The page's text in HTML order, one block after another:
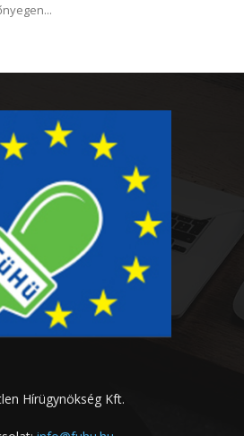
Hírügynökség Kft.